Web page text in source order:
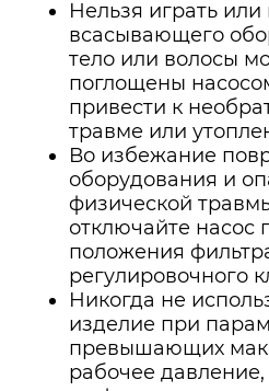
Нельзя играть или
всасывающего
тело или волосы
поглощены
привести к
травме или
Во избежание
оборудования и
физической
отключайте
положения
регулировочного
Никогда не
изделие при
превышающих
рабочее давление,